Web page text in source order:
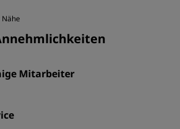
Mitarbeiter